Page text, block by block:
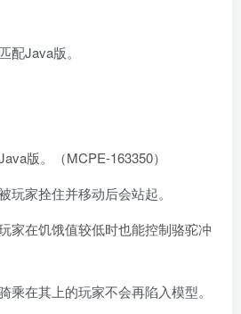
配Java版。
版。（MCPE-163350）
玩家拴住并移动后会站起。
家在饥饿值较低时也能控制骆驼冲
乘在其上的玩家不会再陷入模型。